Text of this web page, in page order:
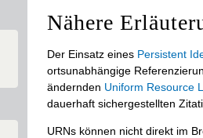
Nähere
Der Einsatz eines Persistent
ortsunabhängige
ändernden Uniform Resource
dauerhaft sichergestellten
URNs können nicht direkt im